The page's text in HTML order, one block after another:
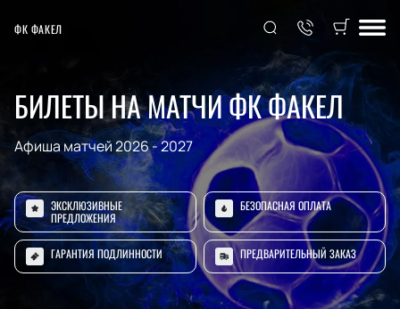
ФК ФАКЕЛ
БИЛЕТЫ НА МАТЧИ ФК ФАКЕЛ
Афиша матчей 2026 - 2027
ЭКСКЛЮЗИВНЫЕ
ПРЕДЛОЖЕНИЯ
БЕЗОПАСНАЯ ОПЛАТА
ГАРАНТИЯ ПОДЛИННОСТИ ПРЕДВАРИТЕЛЬНЫЙ ЗАКАЗ